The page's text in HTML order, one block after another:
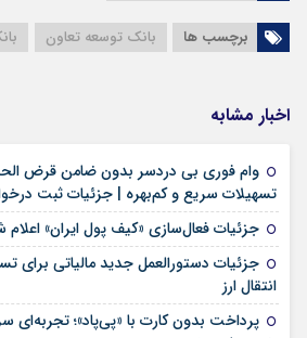
برچسب ها بانک توسعه تعاون
اخبار مشابه
وام فوری بی دردسر بدون ضامن قرض
تسهیلات سریع و کم‌بهره | جزئیات ثبت
جزئیات فعال‌سازی «کیف پول ایران» اعلام
جزئیات دستورالعمل جدید مالیاتی برای
انتقال ارز
پرداخت بدون کارت با «پی‌پاد»؛ تجربه‌ای